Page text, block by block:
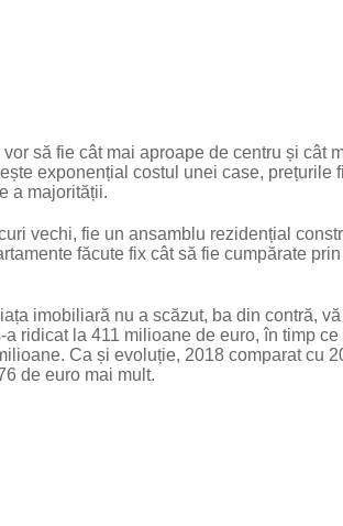
să fie cât mai aproape de centru și cât
exponențial costul unei case, prețurile
a majorității.
vechi, fie un ansamblu rezidențial
făcute fix cât să fie cumpărate
imobiliară nu a scăzut, ba din contră, vă
ridicat la 411 milioane de euro, în timp
Ca și evoluție, 2018 comparat cu
de euro mai mult.